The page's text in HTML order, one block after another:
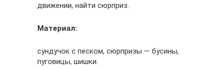
движении, найти сюрприз.
Материал:
сундучок с песком, сюрпризы — бусины,
пуговицы, шишки.